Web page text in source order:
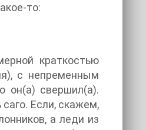
то:
краткостью
с непременным
он(а) свершил(а).
Если, скажем,
а леди из